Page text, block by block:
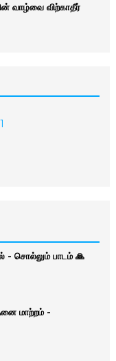
வாழ்வை விற்காதீர்
- சொல்லும் பாடம் 🙏
மாற்றம் -